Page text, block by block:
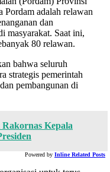
Pordam adalah relawan
dan
masyarakat. Saat ini,
80 relawan.
bahwa seluruh
strategis pemerintah
pembangunan di
Kepala
Powered by Inline Related Posts